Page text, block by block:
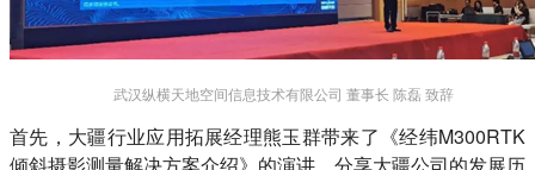
武汉纵横天地空间信息技术有限公司 董事长 陈磊 致辞
首先，大疆行业应用拓展经理熊玉群带来了《经纬M300RTK